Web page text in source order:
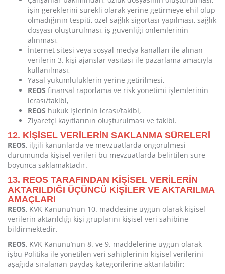
işin gereklerini sürekli olarak yerine getirmeye ehil olup
olmadığının tespiti, özel sağlık sigortası yapılması, sağlık
dosyası oluşturulması, iş güvenliği önlemlerinin
alınması,
İnternet sitesi veya sosyal medya kanalları ile alınan
verilerin 3. kişi ajanslar vasıtası ile pazarlama amacıyla
kullanılması,
Yasal yükümlülüklerin yerine getirilmesi,
REOS finansal raporlama ve risk yönetimi işlemlerinin
icrası/takibi,
REOS hukuk işlerinin icrası/takibi,
Ziyaretçi kayıtlarının oluşturulması ve takibi.
12. KİŞİSEL VERİLERİN SAKLANMA SÜRELERİ
REOS, ilgili kanunlarda ve mevzuatlarda öngörülmesi
durumunda kişisel verileri bu mevzuatlarda belirtilen süre
boyunca saklamaktadır.
13. REOS TARAFINDAN KİŞİSEL VERİLERİN
AKTARILDIĞI ÜÇÜNCÜ KİŞİLER VE AKTARILMA
AMAÇLARI
REOS, KVK Kanunu’nun 10. maddesine uygun olarak kişisel
verilerin aktarıldığı kişi gruplarını kişisel veri sahibine
bildirmektedir.
REOS, KVK Kanunu’nun 8. ve 9. maddelerine uygun olarak
işbu Politika ile yönetilen veri sahiplerinin kişisel verilerini
aşağıda sıralanan paydaş kategorilerine aktarılabilir: